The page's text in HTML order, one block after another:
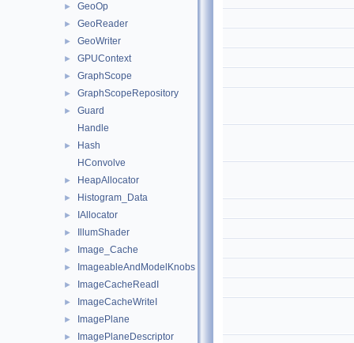
► GeoOp
► GeoReader
► GeoWriter
► GPUContext
► GraphScope
► GraphScopeRepository
►
Guard
Handle
►
Hash
HConvolve
► HeapAllocator
► Histogram_Data
► IAllocator
► IllumShader
► Image_Cache
► ImageableAndModelKnobs
► ImageCacheReadI
► ImageCacheWriteI
► ImagePlane
► ImagePlaneDescriptor